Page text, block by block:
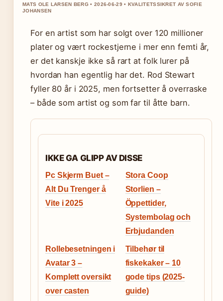
MATS OLE LARSEN BERG • 2026-06-29 • KVALITETSSIKRET AV SOFIE
JOHANSEN
For en artist som har solgt over 120 millioner
plater og vært rockestjerne i mer enn femti år,
er det kanskje ikke så rart at folk lurer på
hvordan han egentlig har det. Rod Stewart
fyller 80 år i 2025, men fortsetter å overraske
– både som artist og som far til åtte barn.
IKKE GA GLIPP AV DISSE
Pc Skjerm Buet –
Alt Du Trenger å
Vite i 2025
Stora Coop
Storlien –
Öppettider,
Systembolag och
Erbjudanden
Rollebesetningen i
Avatar 3 –
Komplett oversikt
over casten
Tilbehør til
fiskekaker – 10
gode tips (2025-
guide)